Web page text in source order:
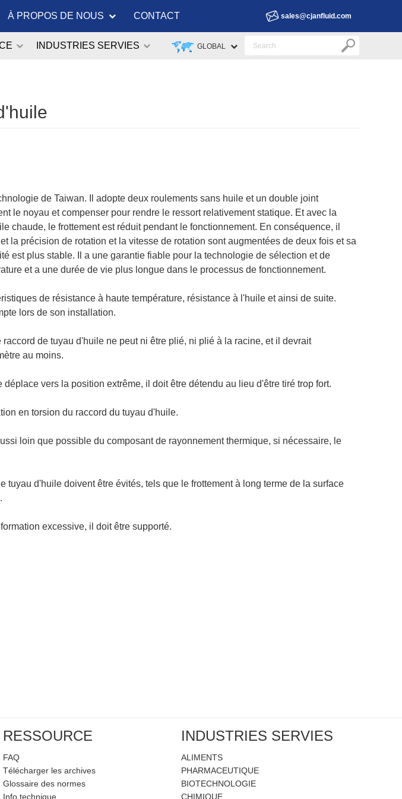
À PROPOS DE NOUS CONTACT sales@cjanfluid.com
GLOBAL
INDUSTRIES SERVIES
de Taiwan. Il adopte deux roulements sans huile et un double joint
le noyau et compenser pour rendre le ressort relativement statique. Et avec la
chaude, le frottement est réduit pendant le fonctionnement. En conséquence, il
la précision de rotation et la vitesse de rotation sont augmentées de deux fois et sa
est plus stable. Il a une garantie fiable pour la technologie de sélection et de
et a une durée de vie plus longue dans le processus de fonctionnement.
de résistance à haute température, résistance à l'huile et ainsi de suite.
lors de son installation.
de tuyau d'huile ne peut ni être plié, ni plié à la racine, et il devrait
au moins.
vers la position extrême, il doit être détendu au lieu d'être tiré trop fort.
en torsion du raccord du tuyau d'huile.
loin que possible du composant de rayonnement thermique, si nécessaire, le
tuyau d'huile doivent être évités, tels que le frottement à long terme de la surface
excessive, il doit être supporté.
RESSOURCE
FAQ
Télécharger les archives
Glossaire des normes
Info technique
INDUSTRIES SERVIES
ALIMENTS
PHARMACEUTIQUE
BIOTECHNOLOGIE
CHIMIQUE